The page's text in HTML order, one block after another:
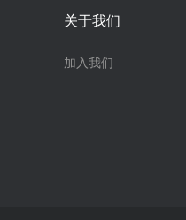
关于我们
加入我们